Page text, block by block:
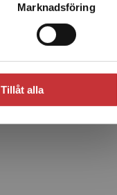
Marknadsföring
Tillåt alla